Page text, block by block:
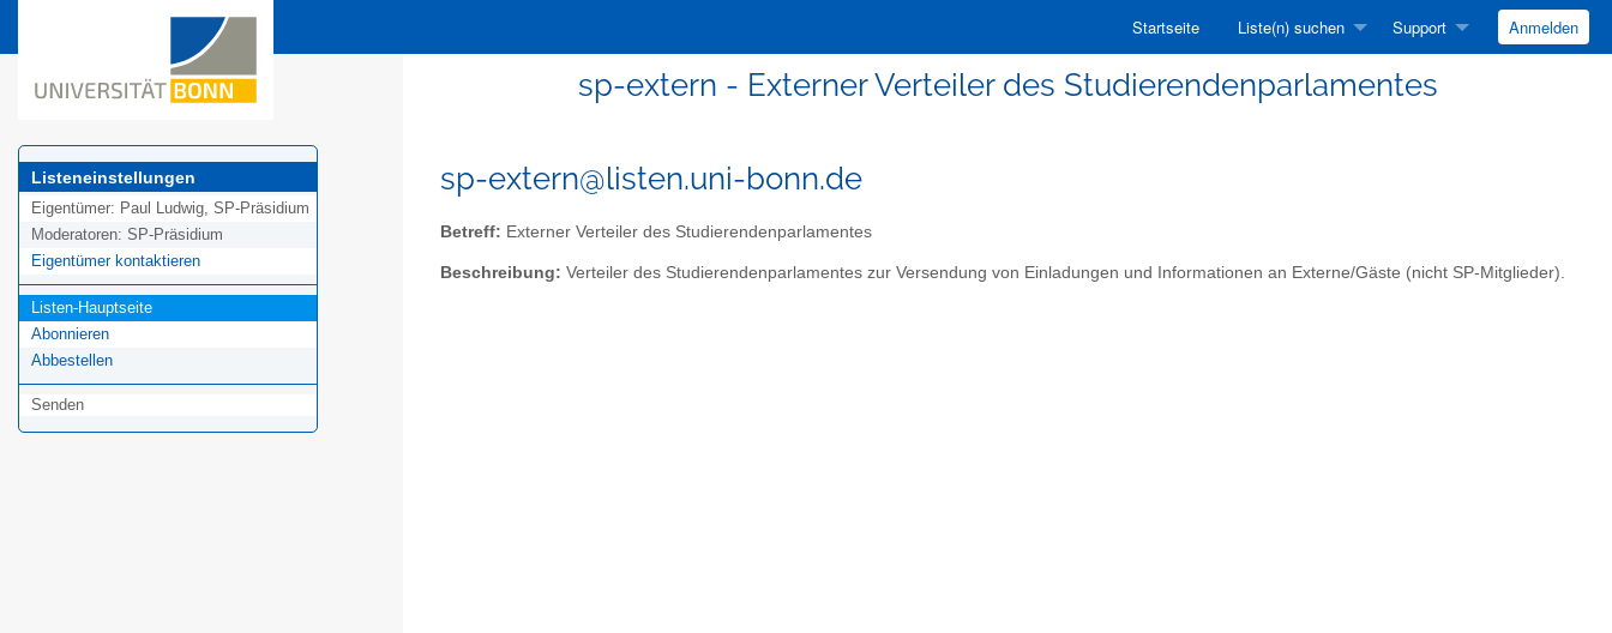
Startseite Liste(n) suchen Support Anmelden
sp-extern - Externer Verteiler des Studierendenparlamentes
Listeneinstellungen
Eigentümer: Paul Ludwig, SP-Präsidium
Moderatoren: SP-Präsidium
Eigentümer kontaktieren
Listen-Hauptseite
Abonnieren
Abbestellen
Senden
sp-extern@listen.uni-bonn.de
Betreff: Externer Verteiler des Studierendenparlamentes
Beschreibung: Verteiler des Studierendenparlamentes zur Versendung von Einladungen und Informationen an Externe/Gäste (nicht SP-Mitglieder).